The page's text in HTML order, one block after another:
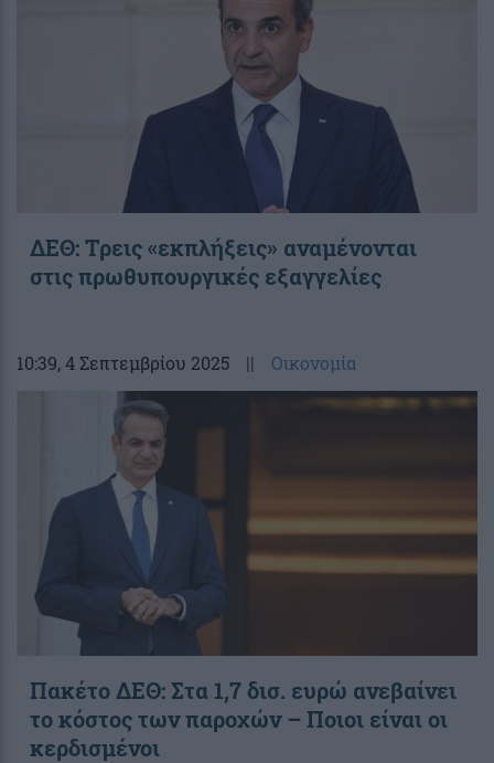
ΔΕΘ: Τρεις «εκπλήξεις» αναμένονται
στις πρωθυπουργικές εξαγγελίες
10:39, 4 Σεπτεμβρίου 2025 || Οικονομία
Πακέτο ΔΕΘ: Στα 1,7 δισ. ευρώ ανεβαίνει
το κόστος των παροχών – Ποιοι είναι οι
κερδισμένοι